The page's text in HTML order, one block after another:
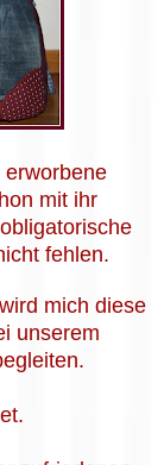
mit ihr
fehlen.
mich diese
unserem